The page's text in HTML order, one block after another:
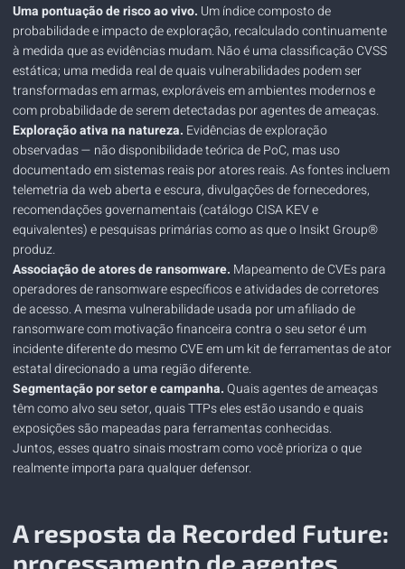
Uma pontuação de risco ao vivo. Um índice composto de
probabilidade e impacto de exploração, recalculado continuamente
à medida que as evidências mudam. Não é uma classificação CVSS
estática; uma medida real de quais vulnerabilidades podem ser
transformadas em armas, exploráveis ​​em ambientes modernos e
com probabilidade de serem detectadas por agentes de ameaças.
Exploração ativa na natureza. Evidências de exploração
observadas — não disponibilidade teórica de PoC, mas uso
documentado em sistemas reais por atores reais. As fontes incluem
telemetria da web aberta e escura, divulgações de fornecedores,
recomendações governamentais (catálogo CISA KEV e
equivalentes) e pesquisas primárias como as que o Insikt Group®
produz.
Associação de atores de ransomware. Mapeamento de CVEs para
operadores de ransomware específicos e atividades de corretores
de acesso. A mesma vulnerabilidade usada por um afiliado de
ransomware com motivação financeira contra o seu setor é um
incidente diferente do mesmo CVE em um kit de ferramentas de ator
estatal direcionado a uma região diferente.
Segmentação por setor e campanha.Quais agentes de ameaças
têm como alvo seu setor, quais TTPs eles estão usando e quais
exposições são mapeadas para ferramentas conhecidas.
Juntos, esses quatro sinais mostram como você prioriza o que
realmente importa para qualquer defensor.
A resposta da Recorded Future:
processamento de agentes